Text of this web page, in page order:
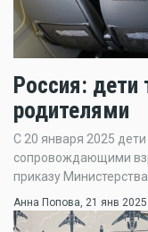
Россия: дети
родителями
С 20 января 2025
сопровождающими
приказу Министерства
Анна Попова, 21 янв